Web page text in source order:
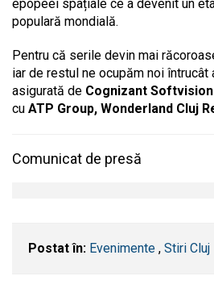
epopeei spațiale ce a devenit un
populară mondială.
Pentru că serile devin mai
iar de restul ne ocupăm noi
asigurată de Cognizant
cu ATP Group, Wonderland Cluj
Comunicat de presă
Postat în: Evenimente , Stiri Cluj